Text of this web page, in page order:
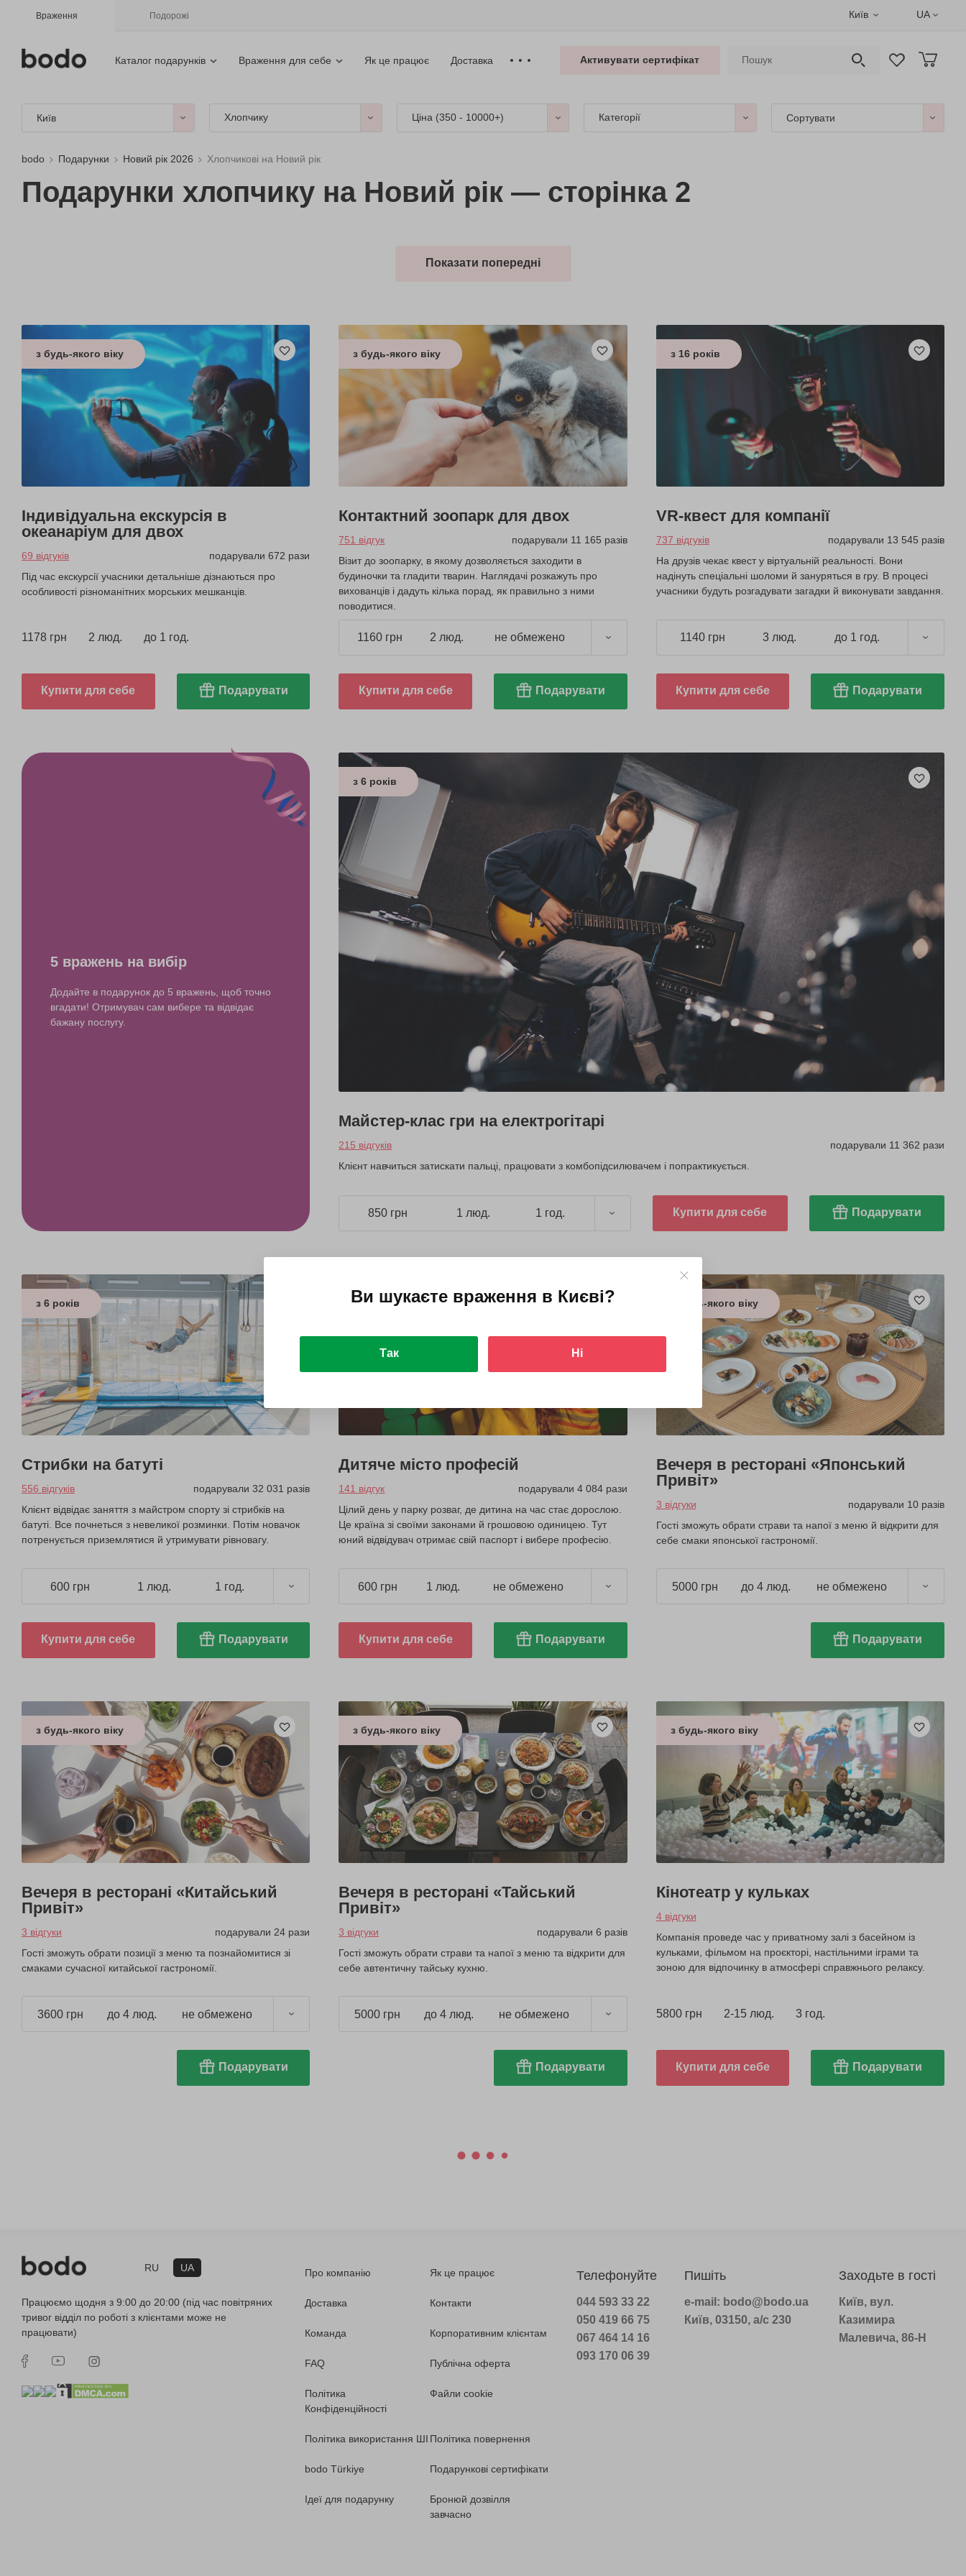
Враження Подорожі Київ UA
Каталог подарунків Враження для себе Як це працює Доставка Активувати сертифікат
Київ Хлопчику Ціна (350 - 10000+) Категорії Сортувати
bodo Подарунки Новий рік 2026 Хлопчикові на Новий рік
Подарунки хлопчику на Новий рік — сторінка 2
Показати попередні
з будь-якого віку
Індивідуальна екскурсія в
океанаріум для двох
69 відгуків
подарували 672 рази
Під час екскурсії учасники детальніше дізнаються про
особливості різноманітних морських мешканців.
1178 грн 2 люд. до 1 год.
Купити для себе Подарувати
з будь-якого віку
Контактний зоопарк для двох
751 відгук
подарували 11 165 разів
Візит до зоопарку, в якому дозволяється заходити в
будиночки та гладити тварин. Наглядачі розкажуть про
вихованців і дадуть кілька порад, як правильно з ними
поводитися.
1160 грн 2 люд. не обмежено
Купити для себе Подарувати
з 16 років
VR-квест для компанії
737 відгуків
подарували 13 545 разів
На друзів чекає квест у віртуальній реальності. Вони
надінуть спеціальні шоломи й зануряться в гру. В процесі
учасники будуть розгадувати загадки й виконувати завдання.
1140 грн 3 люд. до 1 год.
Купити для себе Подарувати
5 вражень на вибір
Додайте в подарунок до 5 вражень, щоб точно
вгадати! Отримувач сам вибере та відвідає
бажану послугу.
з 6 років
Майстер-клас гри на електрогітарі
215 відгуків
подарували 11 362 рази
Клієнт навчиться затискати пальці, працювати з комбопідсилювачем і попрактикується.
850 грн 1 люд. 1 год. Купити для себе Подарувати
з 6 років
Стрибки на батуті
556 відгуків
подарували 32 031 разів
Клієнт відвідає заняття з майстром спорту зі стрибків на
батуті. Все почнеться з невеликої розминки. Потім новачок
потренується приземлятися й утримувати рівновагу.
600 грн 1 люд. 1 год.
Купити для себе Подарувати
з 2 років
Дитяче місто професій
141 відгук
подарували 4 084 рази
Цілий день у парку розваг, де дитина на час стає дорослою.
Це країна зі своїми законами й грошовою одиницею. Тут
юний відвідувач отримає свій паспорт і вибере професію.
600 грн 1 люд. не обмежено
Купити для себе Подарувати
з будь-якого віку
Вечеря в ресторані «Японський
Привіт»
3 відгуки
подарували 10 разів
Гості зможуть обрати страви та напої з меню й відкрити для
себе смаки японської гастрономії.
5000 грн до 4 люд. не обмежено
Подарувати
з будь-якого віку
Вечеря в ресторані «Китайський
Привіт»
3 відгуки
подарували 24 рази
Гості зможуть обрати позиції з меню та познайомитися зі
смаками сучасної китайської гастрономії.
3600 грн до 4 люд. не обмежено
Подарувати
з будь-якого віку
Вечеря в ресторані «Тайський
Привіт»
3 відгуки
подарували 6 разів
Гості зможуть обрати страви та напої з меню та відкрити для
себе автентичну тайську кухню.
5000 грн до 4 люд. не обмежено
Подарувати
з будь-якого віку
Кінотеатр у кульках
4 відгуки
Компанія проведе час у приватному залі з басейном із
кульками, фільмом на проєкторі, настільними іграми та
зоною для відпочинку в атмосфері справжнього релаксу.
5800 грн 2-15 люд. 3 год.
Купити для себе Подарувати
RU UA
Працюємо щодня з 9:00 до 20:00 (під час повітряних
тривог відділ по роботі з клієнтами може не
працювати)
Про компанію Як це працює
Доставка Контакти
Команда Корпоративним клієнтам
FAQ Публічна оферта
Політика
Конфіденційності
Файли cookie
Політика використання ШІ Політика повернення
bodo Türkiye Подарункові сертифікати
Ідеї для подарунку
Бронюй дозвілля
завчасно
Телефонуйте
044 593 33 22
050 419 66 75
067 464 14 16
093 170 06 39
Пишіть
e-mail: bodo@bodo.ua
Київ, 03150, а/с 230
Заходьте в гості
Київ, вул.
Казимира
Малевича, 86-Н
Ви шукаєте враження в Києві?
Так Ні